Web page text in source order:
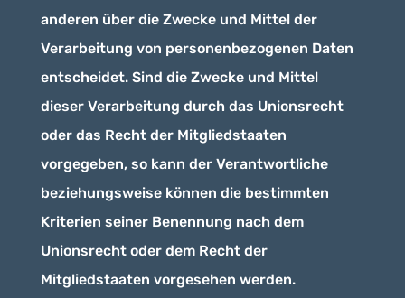
anderen über die Zwecke und Mittel der
Verarbeitung von personenbezogenen Daten
entscheidet. Sind die Zwecke und Mittel
dieser Verarbeitung durch das Unionsrecht
oder das Recht der Mitgliedstaaten
vorgegeben, so kann der Verantwortliche
beziehungsweise können die bestimmten
Kriterien seiner Benennung nach dem
Unionsrecht oder dem Recht der
Mitgliedstaaten vorgesehen werden.